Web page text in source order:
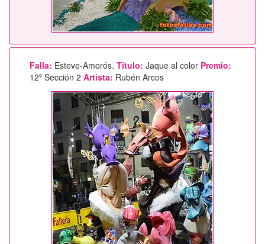
Falla: Esteve-Amorós. Título: Jaque al color Premio:
12º Sección 2 Artista: Rubén Arcos